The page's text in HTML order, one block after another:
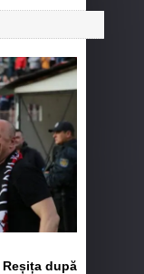
Reșița după